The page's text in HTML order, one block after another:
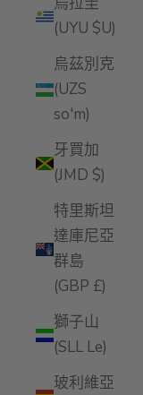
(UYU $U)
烏茲別克
(UZS
so'm)
牙買加
(JMD $)
特里斯坦
達庫尼亞
群島
(GBP £)
獅子山
(SLL Le)
玻利維亞